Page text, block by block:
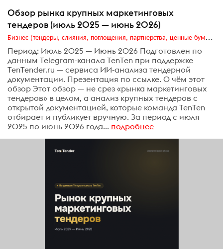
Обзор рынка крупных маркетинговых
тендеров (июль 2025 — июнь 2026)
Бизнес (тендеры, слияния, поглощения, партнерства, ценные бумаги, акционеры, финансы и отчетность)
Период: Июль 2025 — Июнь 2026 Подготовлен по
данным Telegram-канала TenTen при поддержке
TenTender.ru — сервиса ИИ-анализа тендерной
документации. Презентация по ссылке. О чём этот
обзор Этот обзор — не срез «рынка маркетинговых
тендеров» в целом, а анализ крупных тендеров с
открытой документацией, которые команда TenTen
отбирает и публикует вручную. За период с июля
2025 по июнь 2026 года... подробнее